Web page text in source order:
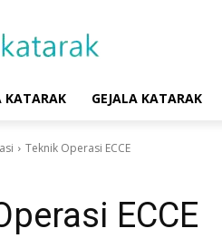
KATARAK GEJALA KATARAK
Teknik Operasi ECCE
ECCE